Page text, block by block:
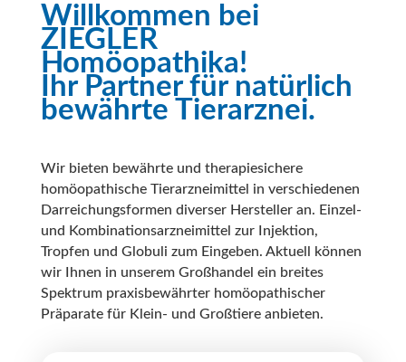
Willkommen bei
ZIEGLER
Homöopathika!
Ihr Partner für natürlich
bewährte Tierarznei.
Wir bieten bewährte und therapiesichere
homöopathische Tierarzneimittel in verschiedenen
Darreichungsformen diverser Hersteller an. Einzel-
und Kombinationsarzneimittel zur Injektion,
Tropfen und Globuli zum Eingeben. Aktuell können
wir Ihnen in unserem Großhandel ein breites
Spektrum praxisbewährter homöopathischer
Präparate für Klein- und Großtiere anbieten.